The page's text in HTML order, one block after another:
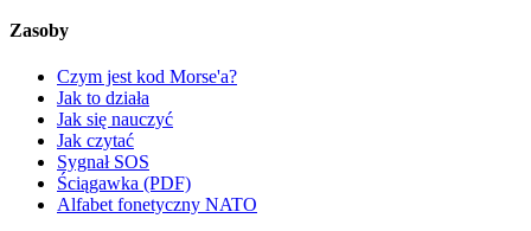
Zasoby
Czym jest kod Morse'a?
Jak to działa
Jak się nauczyć
Jak czytać
Sygnał SOS
Ściągawka (PDF)
Alfabet fonetyczny NATO